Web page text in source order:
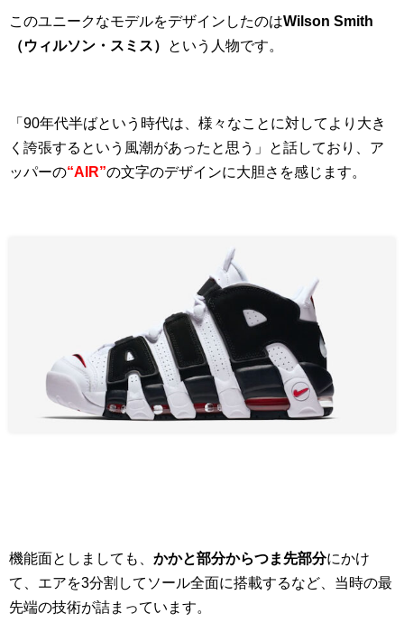
このユニークなモデルをデザインしたのはWilson Smith
（ウィルソン・スミス）
という人物です。
「90年代半ばという時代は、様々なことに対してより大き
く誇張するという風潮があったと思う」と話しており、ア
ッパーの“AIR”の文字のデザインに大胆さを感じます。
機能面としましても、 かかと部分からつま先部分にかけ
て、エアを3分割してソール全面に搭載するなど、当時の最
先端の技術が詰まっています。